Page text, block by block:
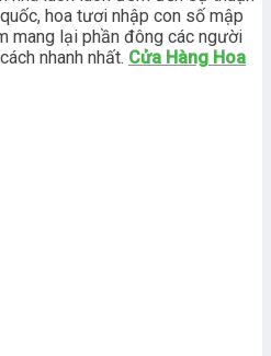
hoa tươi nhập con số mập
mang lại phần đông các người
nhanh nhất. Cửa Hàng Hoa